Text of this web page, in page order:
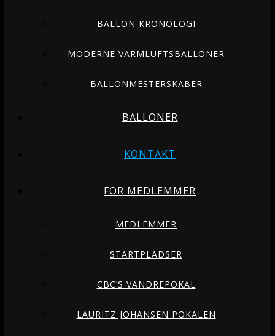
BALLON KRONOLOGI
MODERNE VARMLUFTSBALLONER
BALLONMESTERSKABER
BALLONER
KONTAKT
FOR MEDLEMMER
MEDLEMMER
STARTPLADSER
CBC’S VANDREPOKAL
LAURITZ JOHANSEN POKALEN